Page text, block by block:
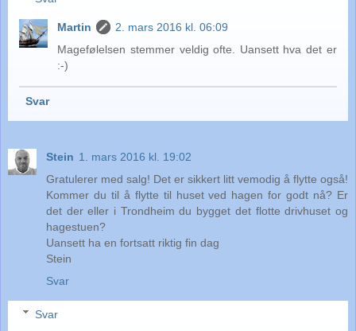
Martin
2. mars 2016 kl. 06:09
Magefølelsen stemmer veldig ofte. Uansett hva det er
:-)
Svar
Stein 1. mars 2016 kl. 19:02
Gratulerer med salg! Det er sikkert litt vemodig å flytte også!
Kommer du til å flytte til huset ved hagen for godt nå? Er
det der eller i Trondheim du bygget det flotte drivhuset og
hagestuen?
Uansett ha en fortsatt riktig fin dag
Stein
Svar
Svar